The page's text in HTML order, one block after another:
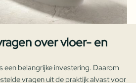
over vloer- en
een belangrijke investering. Daarom
vragen uit de praktijk alvast voor